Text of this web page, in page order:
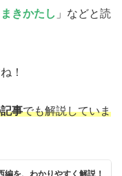
まきかたし 」などと読
！
事でも解説していま
編を、わかりやすく解説！